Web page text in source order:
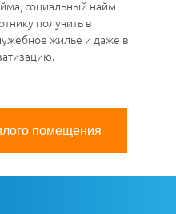
социальный найм
получить в
жилье и даже в
помещения